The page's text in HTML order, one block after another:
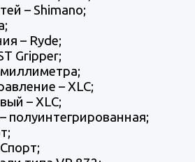
– Shimano;
– Ryde;
Gripper;
– XLC;
– XLC;
полуинтегрированная;